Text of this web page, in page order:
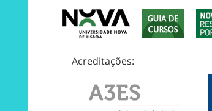
Acreditações: